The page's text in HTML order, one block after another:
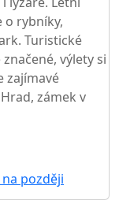
o rybníky,
Turistické
výlety si
zajímavé
zámek v
později